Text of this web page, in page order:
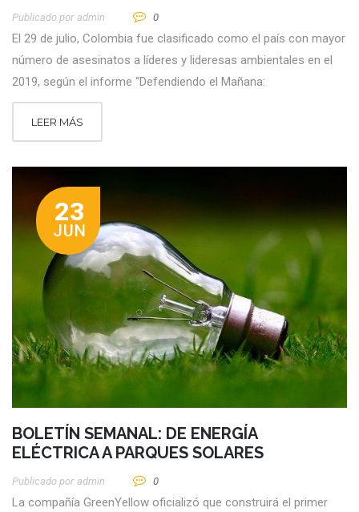
Publicado por Admin 0
El 29 de julio, Colombia fue clasificado como el país con mayor
número de asesinatos a líderes y lideresas ambientales en el
2019, según el informe “Defendiendo el Mañana:
LEER MÁS
23
JUN
BOLETÍN SEMANAL: DE ENERGÍA
ELÉCTRICA A PARQUES SOLARES
Publicado por Admin 0
La compañía GreenYellow oficializó que construirá el primer